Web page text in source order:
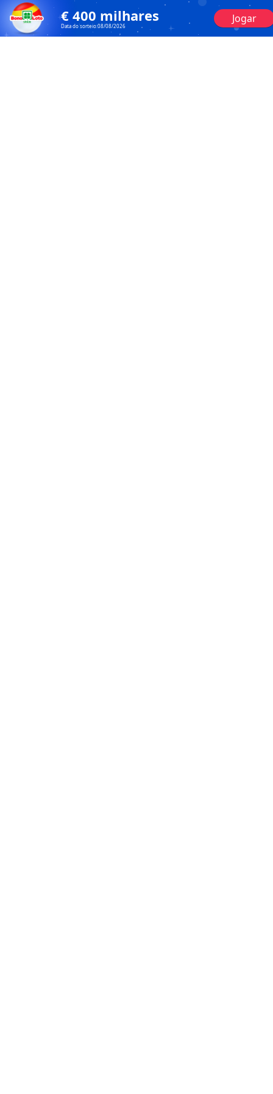
€ 400 milhares
Data do sorteio:08/08/2026
Jogar